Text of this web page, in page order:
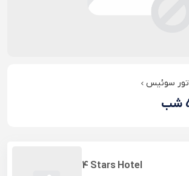
تور سوئیس
4 Stars Hotel